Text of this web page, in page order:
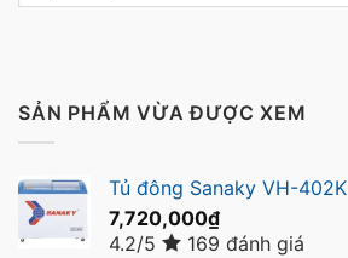
SẢN PHẨM VỪA ĐƯỢC XEM
Tủ đông Sanaky VH-402K
7,720,000₫
4.2/5
169 đánh giá